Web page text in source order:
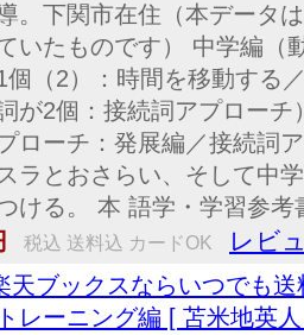
。下関市在住（本データ
いたものです） 中学編（
個（2）：時間を移動する
が2個：接続詞アプロー
ローチ：発展編／接続詞
ラとおさらい、そして中
ける。 本 語学・学習参考
税込 送料込 カードOK レビ
天ブックスならいつでも
レーニング編 [ 苫米地英